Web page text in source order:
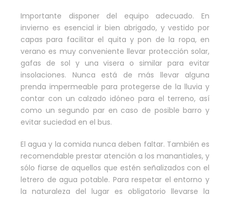
Importante disponer del equipo adecuado. En
invierno es esencial ir bien abrigado, y vestido por
capas para facilitar el quita y pon de la ropa, en
verano es muy conveniente llevar protección solar,
gafas de sol y una visera o similar para evitar
insolaciones. Nunca está de más llevar alguna
prenda impermeable para protegerse de la lluvia y
contar con un calzado idóneo para el terreno, así
como un segundo par en caso de posible barro y
evitar suciedad en el bus.
El agua y la comida nunca deben faltar. También es
recomendable prestar atención a los manantiales, y
sólo fiarse de aquellos que estén señalizados con el
letrero de agua potable. Para respetar el entorno y
la naturaleza del lugar es obligatorio llevarse la